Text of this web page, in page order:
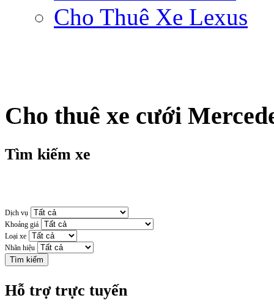
Cho Thuê Xe Lexus
Cho thuê xe cưới
Tìm kiếm xe
Dịch vụ
Khoảng giá
Loại xe
Nhãn hiệu
Hỗ trợ trực tuyến